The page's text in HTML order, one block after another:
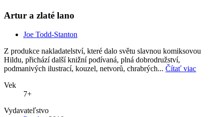
Artur a zlaté lano
Joe Todd-Stanton
Z produkce nakladatelství, které dalo světu slavnou komiksovou
Hildu, přichází další knižní podívaná, plná dobrodružství,
podmanivých ilustrací, kouzel, netvorů, chrabrých... Čítať viac
Vek
7+
Vydavateľstvo